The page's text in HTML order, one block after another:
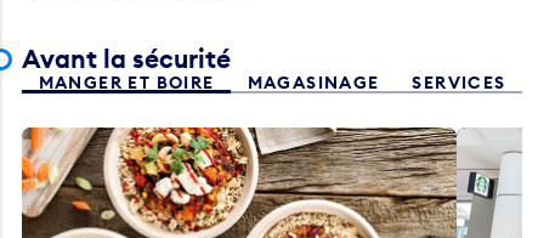
Avant la sécurité
MANGER ET BOIRE MAGASINAGE SERVICES